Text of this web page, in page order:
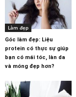
Làm đẹp
Góc làm đẹp: Liệu
protein có thực sự giúp
bạn có mái tóc, làn da
và móng đẹp hơn?